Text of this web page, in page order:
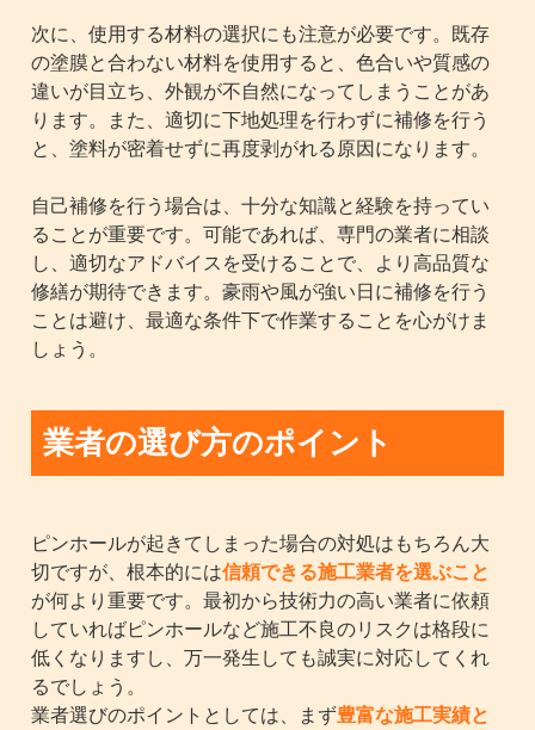
次に、使用する材料の選択にも注意が必要です。既存
の塗膜と合わない材料を使用すると、色合いや質感の
違いが目立ち、外観が不自然になってしまうことがあ
ります。また、適切に下地処理を行わずに補修を行う
と、塗料が密着せずに再度剥がれる原因になります。
自己補修を行う場合は、十分な知識と経験を持ってい
ることが重要です。可能であれば、専門の業者に相談
し、適切なアドバイスを受けることで、より高品質な
修繕が期待できます。豪雨や風が強い日に補修を行う
ことは避け、最適な条件下で作業することを心がけま
しょう。
業者の選び方のポイント
ピンホールが起きてしまった場合の対処はもちろん大
切ですが、根本的には信頼できる施工業者を選ぶこと
が何より重要です。最初から技術力の高い業者に依頼
していればピンホールなど施工不良のリスクは格段に
低くなりますし、万一発生しても誠実に対応してくれ
るでしょう。
業者選びのポイントとしては、まず豊富な施工実績と